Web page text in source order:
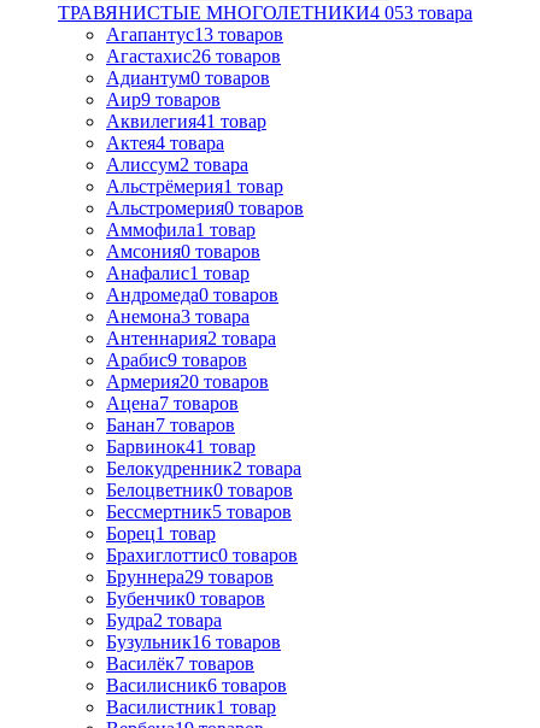
ТРАВЯНИСТЫЕ МНОГОЛЕТНИКИ4 053 товара
Агапантус13 товаров
Агастахис26 товаров
Адиантум0 товаров
Аир9 товаров
Аквилегия41 товар
Актея4 товара
Алиссум2 товара
Альстрёмерия1 товар
Альстромерия0 товаров
Аммофила1 товар
Амсония0 товаров
Анафалис1 товар
Андромеда0 товаров
Анемона3 товара
Антеннария2 товара
Арабис9 товаров
Армерия20 товаров
Ацена7 товаров
Банан7 товаров
Барвинок41 товар
Белокудренник2 товара
Белоцветник0 товаров
Бессмертник5 товаров
Борец1 товар
Брахиглоттис0 товаров
Бруннера29 товаров
Бубенчик0 товаров
Будра2 товара
Бузульник16 товаров
Василёк7 товаров
Василисник6 товаров
Василистник1 товар